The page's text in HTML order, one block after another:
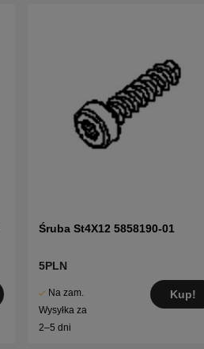
Śruba St4X12 5858190-01
5PLN
Na zam.
Wysyłka za
2–5 dni
Kup!